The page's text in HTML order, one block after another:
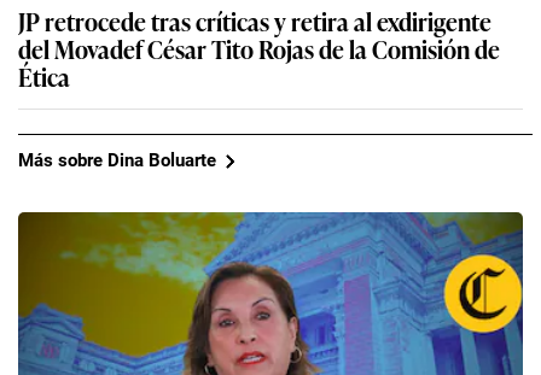
JP retrocede tras críticas y retira al exdirigente
del Movadef César Tito Rojas de la Comisión de
Ética
Más sobre Dina Boluarte